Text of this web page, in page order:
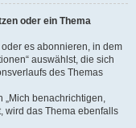
oder ein Thema
es abonnieren, in dem
auswählst, die sich
des Themas
„Mich benachrichtigen,
wird das Thema ebenfalls